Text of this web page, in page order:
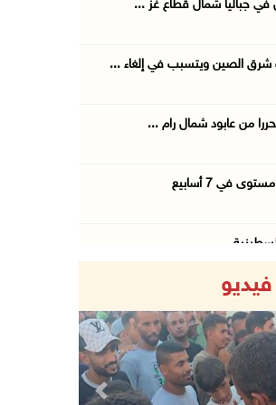
في جباليا شمال قطاع غز ...
الصين ويتسبب في إلغاء ...
من عابود شمال رام ...
في 7 أسابيع
فيديو
Previous